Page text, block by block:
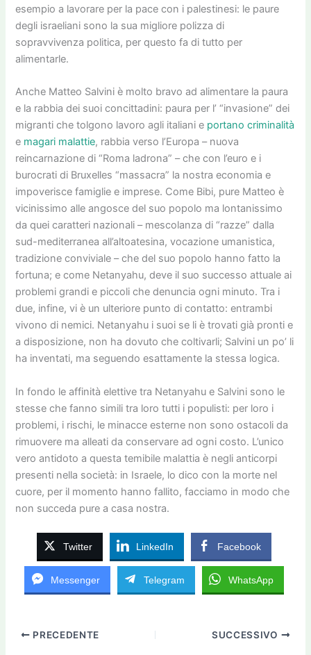
esempio a lavorare per la pace con i palestinesi: le paure
degli israeliani sono la sua migliore polizza di
sopravvivenza politica, per questo fa di tutto per
alimentarle.
Anche Matteo Salvini è molto bravo ad alimentare la paura
e la rabbia dei suoi concittadini: paura per l’ “invasione” dei
migranti che tolgono lavoro agli italiani e portano criminalità
e magari malattie, rabbia verso l’Europa – nuova
reincarnazione di “Roma ladrona” – che con l’euro e i
burocrati di Bruxelles “massacra” la nostra economia e
impoverisce famiglie e imprese. Come Bibi, pure Matteo è
vicinissimo alle angosce del suo popolo ma lontanissimo
da quei caratteri nazionali – mescolanza di “razze” dalla
sud-mediterranea all’altoatesina, vocazione umanistica,
tradizione conviviale – che del suo popolo hanno fatto la
fortuna; e come Netanyahu, deve il suo successo attuale ai
problemi grandi e piccoli che denuncia ogni minuto. Tra i
due, infine, vi è un ulteriore punto di contatto: entrambi
vivono di nemici. Netanyahu i suoi se li è trovati già pronti e
a disposizione, non ha dovuto che coltivarli; Salvini un po’ li
ha inventati, ma seguendo esattamente la stessa logica.
In fondo le affinità elettive tra Netanyahu e Salvini sono le
stesse che fanno simili tra loro tutti i populisti: per loro i
problemi, i rischi, le minacce esterne non sono ostacoli da
rimuovere ma alleati da conservare ad ogni costo. L’unico
vero antidoto a questa temibile malattia è negli anticorpi
presenti nella società: in Israele, lo dico con la morte nel
cuore, per il momento hanno fallito, facciamo in modo che
non succeda pure a casa nostra.
Twitter LinkedIn Facebook
Messenger Telegram WhatsApp
PRECEDENTE SUCCESSIVO